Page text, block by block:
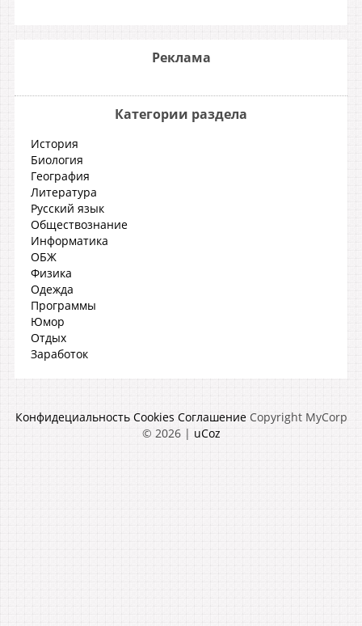
Реклама
Категории раздела
История
Биология
География
Литература
Русский язык
Обществознание
Информатика
ОБЖ
Физика
Одежда
Программы
Юмор
Отдых
Заработок
Конфидециальность Cookies Соглашение Copyright MyCorp
© 2026| uCoz